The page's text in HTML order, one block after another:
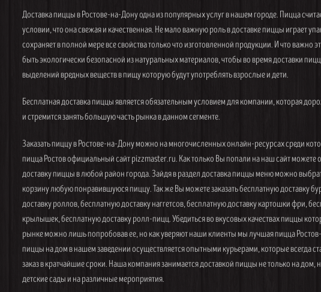
Доставка пиццы в Ростове-на-Дону одна из популярных услуг в нашем городе. Пицца
условии, что она свежая и качественная. Не мало важную роль в доставке пиццы играет
сохраняет в полной мере все свойства только что изготовленной продукции. И что важно
быть экологически безопасной из натуральных материалов, чтобы во время доставки
выделений вредных веществ в пищу которую будут употреблять взрослые и дети.
Бесплатная доставка пиццы является обязательным условием для компании, которая
и стремится занять большую часть рынка в данном сегменте.
Заказать пиццу в Ростове-на-Дону можно на многочисленных онлайн-ресурсах среди
пицца Ростов официальный сайт pizzmaster.ru. Как только Вы попали на наш сайт можете
доставку пиццы в любой район города. Зайдя в раздел доставка пиццы меню можно
корзину любую понравившуюся пиццу. Так же Вы можете заказать бесплатную доставку
доставку роллов, бесплатную доставку наггетсов, бесплатную доставку картошки фри,
крылышек, бесплатную доставку ролл-пицц. Убедиться во вкусовых качествах пиццы
рынке можно лишь попробовав ее, но как уверяют наши клиенты мы лучшая пицца
пиццы на дом в нашем заведении осуществляется опытными курьерами, которые всегда
заказ в кратчайшие сроки. Наша компания занимается доставкой пиццы не только на
детские сады и на различные мероприятия.